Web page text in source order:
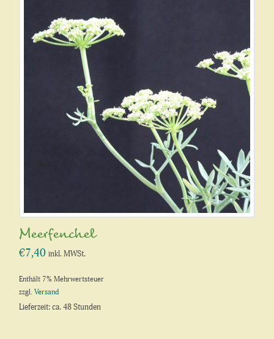
Meerfenchel
€7,40 inkl. MWSt.
Enthält 7% Mehrwertsteuer
zzgl.Versand
Lieferzeit: ca. 48 Stunden